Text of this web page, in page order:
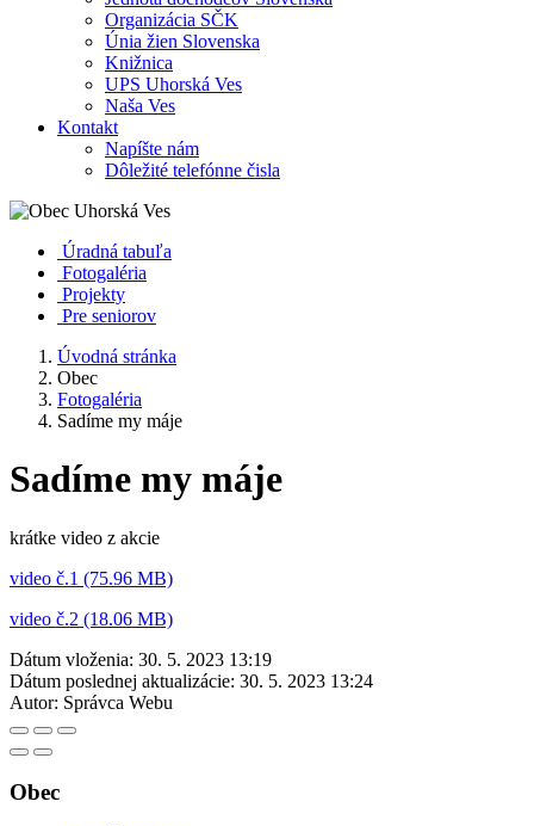
Organizácia SČK
Únia žien Slovenska
Knižnica
UPS Uhorská Ves
Naša Ves
Kontakt
Napíšte nám
Dôležité telefónne čisla
Úradná tabuľa
Fotogaléria
Projekty
Pre seniorov
Úvodná stránka
Obec
Fotogaléria
Sadíme my máje
Sadíme my máje
krátke video z akcie
video č.1 (75.96 MB)
video č.2 (18.06 MB)
Dátum vloženia: 30. 5. 2023 13:19
Dátum poslednej aktualizácie: 30. 5. 2023 13:24
Autor: Správca Webu
Obec